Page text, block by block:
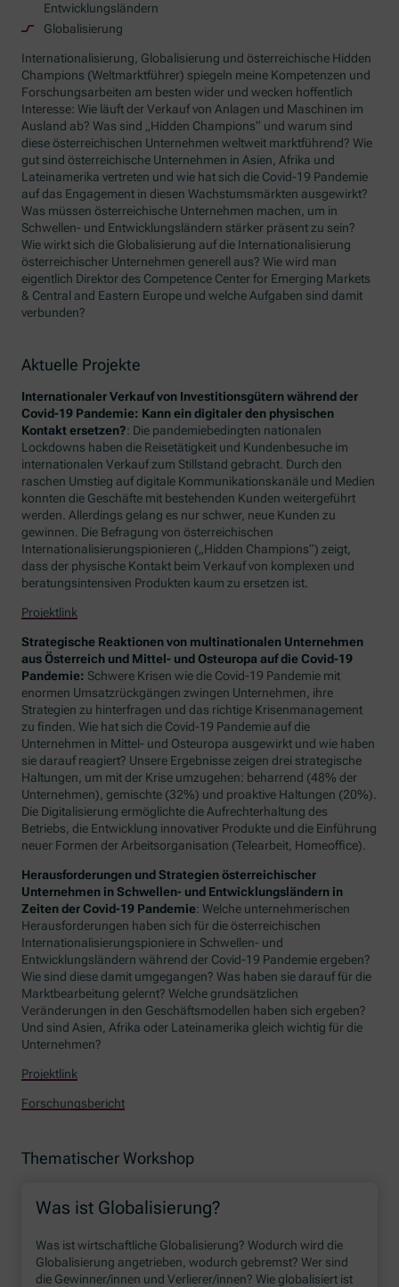
Entwicklungsländern
Globalisierung
Internationalisierung, Globalisierung und österreichische Hidden
Champions (Weltmarktführer) spiegeln meine Kompetenzen und
Forschungsarbeiten am besten wider und wecken hoffentlich
Interesse: Wie läuft der Verkauf von Anlagen und Maschinen im
Ausland ab? Was sind „Hidden Champions“ und warum sind
diese österreichischen Unternehmen weltweit marktführend? Wie
gut sind österreichische Unternehmen in Asien, Afrika und
Lateinamerika vertreten und wie hat sich die Covid-19 Pandemie
auf das Engagement in diesen Wachstumsmärkten ausgewirkt?
Was müssen österreichische Unternehmen machen, um in
Schwellen- und Entwicklungsländern stärker präsent zu sein?
Wie wirkt sich die Globalisierung auf die Internationalisierung
österreichischer Unternehmen generell aus? Wie wird man
eigentlich Direktor des Competence Center for Emerging Markets
& Central and Eastern Europe und welche Aufgaben sind damit
verbunden?
Aktuelle Projekte
Internationaler Verkauf von Investitionsgütern während der
Covid-19 Pandemie: Kann ein digitaler den physischen
Kontakt ersetzen?: Die pandemiebedingten nationalen
Lockdowns haben die Reisetätigkeit und Kundenbesuche im
internationalen Verkauf zum Stillstand gebracht. Durch den
raschen Umstieg auf digitale Kommunikationskanäle und Medien
konnten die Geschäfte mit bestehenden Kunden weitergeführt
werden. Allerdings gelang es nur schwer, neue Kunden zu
gewinnen. Die Befragung von österreichischen
Internationalisierungspionieren („Hidden Champions“) zeigt,
dass der physische Kontakt beim Verkauf von komplexen und
beratungsintensiven Produkten kaum zu ersetzen ist.
Projektlink
Strategische Reaktionen von multinationalen Unternehmen
aus Österreich und Mittel- und Osteuropa auf die Covid-19
Pandemie: Schwere Krisen wie die Covid-19 Pandemie mit
enormen Umsatzrückgängen zwingen Unternehmen, ihre
Strategien zu hinterfragen und das richtige Krisenmanagement
zu finden. Wie hat sich die Covid-19 Pandemie auf die
Unternehmen in Mittel- und Osteuropa ausgewirkt und wie haben
sie darauf reagiert? Unsere Ergebnisse zeigen drei strategische
Haltungen, um mit der Krise umzugehen: beharrend (48% der
Unternehmen), gemischte (32%) und proaktive Haltungen (20%).
Die Digitalisierung ermöglichte die Aufrechterhaltung des
Betriebs, die Entwicklung innovativer Produkte und die Einführung
neuer Formen der Arbeitsorganisation (Telearbeit, Homeoffice)
Herausforderungen und Strategien österreichischer
Unternehmen in Schwellen- und Entwicklungsländern in
Zeiten der Covid-19 Pandemie: Welche unternehmerischen
Herausforderungen haben sich für die österreichischen
Internationalisierungspioniere in Schwellen- und
Entwicklungsländern während der Covid-19 Pandemie ergeben?
Wie sind diese damit umgegangen? Was haben sie darauf für die
Marktbearbeitung gelernt? Welche grundsätzlichen
Veränderungen in den Geschäftsmodellen haben sich ergeben?
Und sind Asien, Afrika oder Lateinamerika gleich wichtig für die
Unternehmen?
Projektlink
Forschungsbericht
Thematischer Workshop
Was ist Globalisierung?
Was ist wirtschaftliche Globalisierung? Wodurch wird die
Globalisierung angetrieben, wodurch gebremst? Wer sind
die Gewinner/innen und Verlierer/innen? Wie globalisiert ist